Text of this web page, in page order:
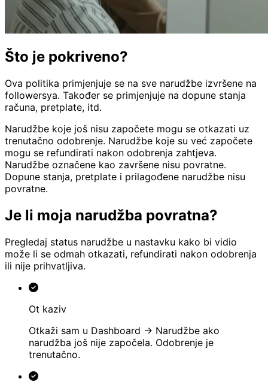
Što je pokriveno?
Ova politika primjenjuje se na sve narudžbe izvršene na
followersya. Također se primjenjuje na dopune stanja
računa, pretplate, itd.
Narudžbe koje još nisu započete mogu se otkazati uz
trenutačno odobrenje. Narudžbe koje su već započete
mogu se refundirati nakon odobrenja zahtjeva.
Narudžbe označene kao završene nisu povratne.
Dopune stanja, pretplate i prilagođene narudžbe nisu
povratne.
Je li moja narudžba povratna?
Pregledaj status narudžbe u nastavku kako bi vidio
može li se odmah otkazati, refundirati nakon odobrenja
ili nije prihvatljiva.
Ot kaziv
Otkaži sam u Dashboard → Narudžbe ako
narudžba još nije započela. Odobrenje je
trenutačno.